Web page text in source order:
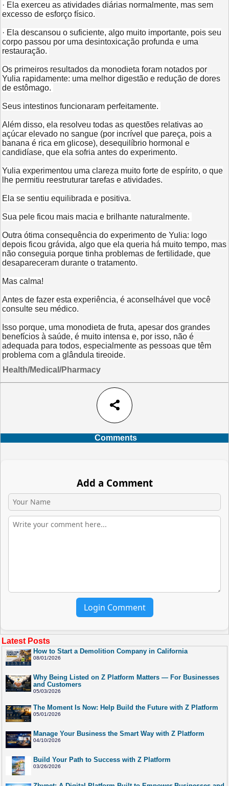
· Ela exerceu as atividades diárias normalmente, mas sem
excesso de esforço físico.
· Ela descansou o suficiente, algo muito importante, pois seu
corpo passou por uma desintoxicação profunda e uma
restauração.
Os primeiros resultados da monodieta foram notados por
Yulia rapidamente: uma melhor digestão e redução de dores
de estômago.
Seus intestinos funcionaram perfeitamente.
Além disso, ela resolveu todas as questões relativas ao
açúcar elevado no sangue (por incrível que pareça, pois a
banana é rica em glicose), desequilíbrio hormonal e
candidíase, que ela sofria antes do experimento.
Yulia experimentou uma clareza muito forte de espírito, o que
lhe permitiu reestruturar tarefas e atividades.
Ela se sentiu equilibrada e positiva.
Sua pele ficou mais macia e brilhante naturalmente.
Outra ótima consequência do experimento de Yulia: logo
depois ficou grávida, algo que ela queria há muito tempo, mas
não conseguia porque tinha problemas de fertilidade, que
desapareceram durante o tratamento.
Mas calma!
Antes de fazer esta experiência, é aconselhável que você
consulte seu médico.
Isso porque, uma monodieta de fruta, apesar dos grandes
benefícios à saúde, é muito intensa e, por isso, não é
adequada para todos, especialmente as pessoas que têm
problema com a glândula tireoide.
Health/Medical/Pharmacy
share
Comments
Add a Comment
Login Comment
Latest Posts
How to Start a Demolition Company in California
08/01/2026
Why Being Listed on Z Platform Matters — For Businesses
and Customers
05/03/2026
The Moment Is Now: Help Build the Future with Z Platform
05/01/2026
Manage Your Business the Smart Way with Z Platform
04/10/2026
Build Your Path to Success with Z Platform
03/26/2026